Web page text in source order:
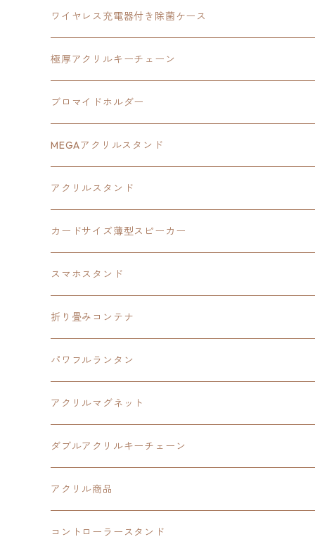
アクリルマグネット
ヘッドホンスタンド
空の軌跡1st
イース
亰都ザナドゥ
王冠クリップ
40周年記念
ワイヤレス充電器付き除菌ケース
創の軌跡
イース
極厚アクリルキーチェーン
日本ファルコム40周年記念イラスト
黎の軌跡
イースⅧ
創の軌跡
HOT-SHOT
イースⅨ
閃の軌跡Ⅳ
黎の軌跡Ⅱ
碧の軌跡：改
閃の軌跡Ⅲ
ブロマイドホルダー
40周年記念
黎の軌跡
黎の軌跡Ⅱ
イースⅧ
軌跡シリーズ20周年記念
MEGAアクリルスタンド
黎の軌跡
アクリルスタンド
オーロラ
カードサイズ薄型スピーカー
黎の軌跡
40周年記念
スマホスタンド
ワイヤレス充電スマホスタンド
黎の軌跡
折り畳みコンテナ
黎の軌跡Ⅱ
イースⅧ
イースⅩ
創の軌跡
パワフルランタン
創の軌跡
アクリルマグネット
創の軌跡
界の軌跡
ダブルアクリルキーチェーン
創の軌跡
アクリル商品
LEDアクリルカード
コントローラースタンド